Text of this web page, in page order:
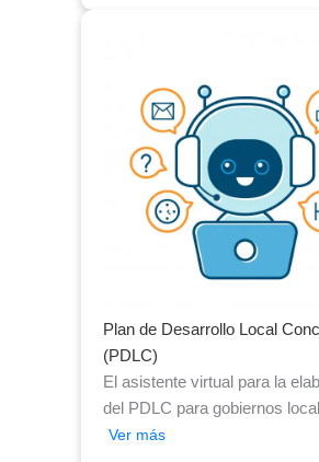
Plan de Desarrollo Local
(PDLC)
El asistente virtual para la
del PDLC para gobiernos
Ver más